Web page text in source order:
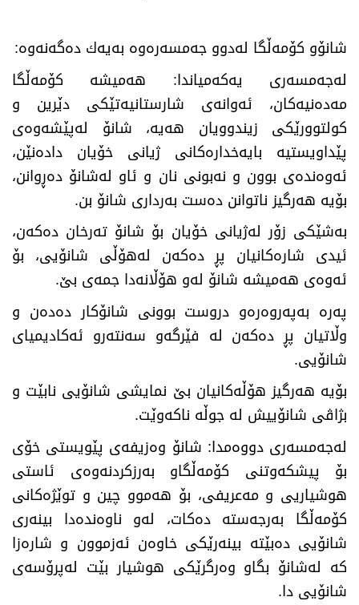
شانۆو كۆمەڵگا لەدوو جەمسەرەوە بەیەك دەگەنەوە:
لەجەمسەری یەكەمیاندا: هەمیشە كۆمەڵگا
مەدەنیەكان، ئەوانەی شارستانیەتێكی دێرین و
كولتوورێكی زیندوویان هەیە، شانۆ لەپێشەوەی
پێداویستیە بایەخدارەكانی ژیانی خۆیان دادەنێن،
ئەوەندەی بوون و نەبونی نان و ئاو لەشانۆ دەڕوانن،
بۆیە هەرگیز ناتوانن دەست بەرداری شانۆ بن.
بەشێكی زۆر لەژیانی خۆیان بۆ شانۆ تەرخان دەكەن،
ئیدی شارەكانیان پڕ دەكەن لەهۆڵی شانۆیی، بۆ
ئەوەی هەمیشە شانۆ لەو هۆڵانەدا جمەی بێ‌.
پەرە بەپەروەرەو دروست بوونی شانۆكار دەدەن و
وڵاتیان پڕ دەكەن لە فێرگەو سەنتەرو ئەكادیمیای
شانۆیی.
بۆیە هەرگیز هۆڵەكانیان بێ‌ نمایشی شانۆیی نابێت و
بژاڤی شانۆییش لە جوڵە ناكەوێت.
لەجەمسەری دووەمدا: شانۆ وەزیفەی پێویستی خۆی
بۆ پیشكەوتنی كۆمەڵگاو بەرزكردنەوەی ئاستی
هوشیاریی و مەعریفی، بۆ هەموو چین و توێژەكانی
كۆمەڵگا بەرجەستە دەكات، لەو ناوەندەدا بینەری
شانۆیی دەبێتە بینەرێكی خاوەن ئەزموون و شارەزا
كە لەشانۆ بگاو وەرگرێكی هوشیار بێت لەپرۆسەی
شانۆیی دا.